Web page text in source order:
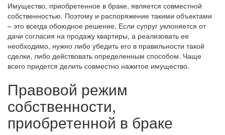
Имущество, приобретенное в браке, является совместной
собственностью. Поэтому и распоряжение такими объектами
– это всегда обоюдное решение. Если супруг уклоняется от
дачи согласия на продажу квартиры, а реализовать ее
необходимо, нужно либо убедить его в правильности такой
сделки, либо действовать определенным способом. Чаще
всего придется делить совместно нажитое имущество.
Правовой режим
собственности,
приобретенной в браке